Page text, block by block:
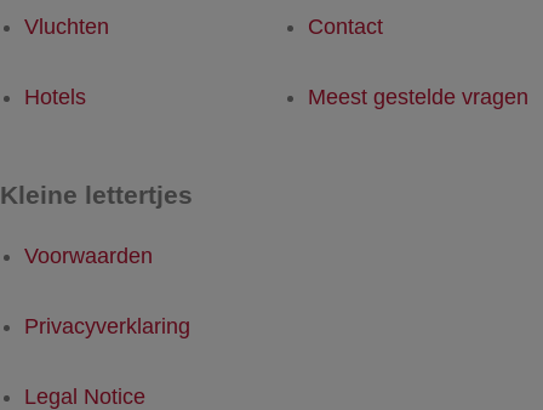
Vluchten
Hotels
Contact
Meest gestelde vragen
Kleine lettertjes
Voorwaarden
Privacyverklaring
Legal Notice